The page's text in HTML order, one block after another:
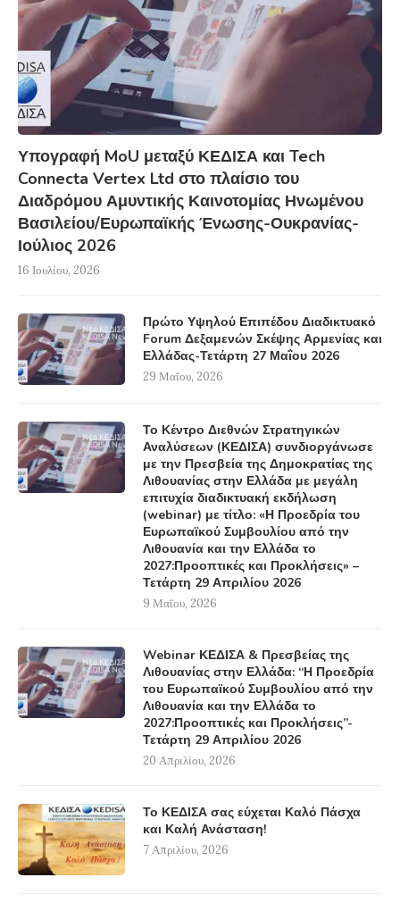
Υπογραφή MoU μεταξύ ΚΕΔΙΣΑ και Tech
Connecta Vertex Ltd στο πλαίσιο του
Διαδρόμου Αμυντικής Καινοτομίας Ηνωμένου
Βασιλείου/Ευρωπαϊκής Ένωσης-Ουκρανίας-
Ιούλιος 2026
16 Ιουλίου, 2026
Πρώτο Υψηλού Επιπέδου Διαδικτυακό
Forum Δεξαμενών Σκέψης Αρμενίας και
Ελλάδας-Τετάρτη 27 Μαΐου 2026
29 Μαΐου, 2026
Το Κέντρο Διεθνών Στρατηγικών
Αναλύσεων (ΚΕΔΙΣΑ) συνδιοργάνωσε
με την Πρεσβεία της Δημοκρατίας της
Λιθουανίας στην Ελλάδα με μεγάλη
επιτυχία διαδικτυακή εκδήλωση
(webinar) με τίτλο: «Η Προεδρία του
Ευρωπαϊκού Συμβουλίου από την
Λιθουανία και την Ελλάδα το
2027:Προοπτικές και Προκλήσεις» –
Τετάρτη 29 Απριλίου 2026
9 Μαΐου, 2026
Webinar ΚΕΔΙΣΑ & Πρεσβείας της
Λιθουανίας στην Ελλάδα: “Η Προεδρία
του Ευρωπαϊκού Συμβουλίου από την
Λιθουανία και την Ελλάδα το
2027:Προοπτικές και Προκλήσεις”-
Τετάρτη 29 Απριλίου 2026
20 Απριλίου, 2026
Το ΚΕΔΙΣΑ σας εύχεται Καλό Πάσχα
και Καλή Ανάσταση!
7 Απριλίου, 2026